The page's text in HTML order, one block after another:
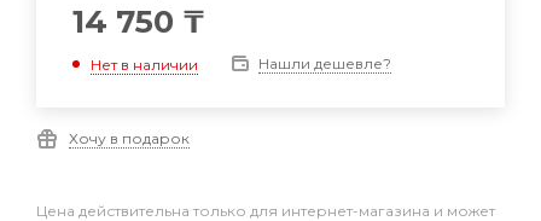
14 750 ₸
Нет в наличии Нашли дешевле?
Хочу в подарок
Цена действительна только для интернет-магазина и может